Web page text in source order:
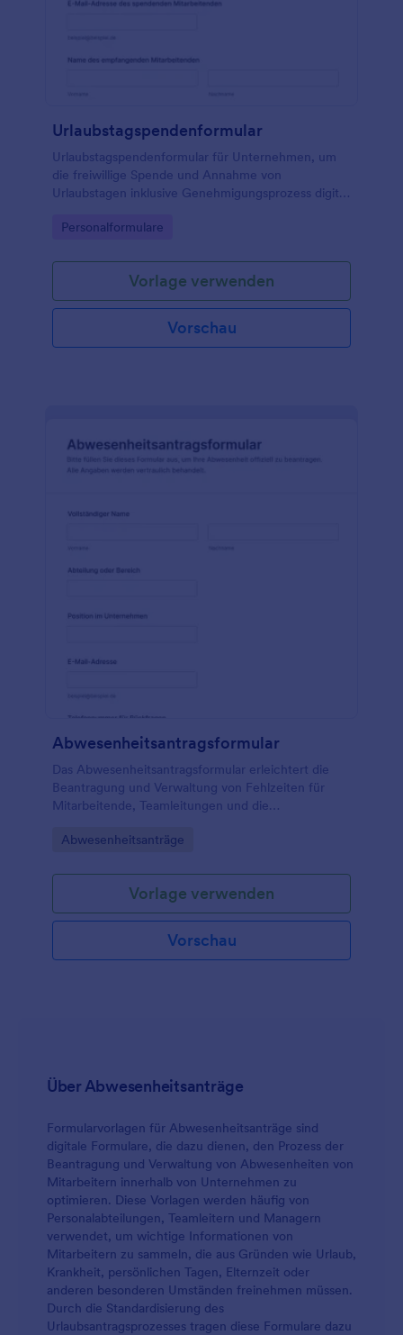
Urlaubstagspendenformular
Urlaubstagspendenformular für Unternehmen, um
die freiwillige Spende und Annahme von
Urlaubstagen inklusive Genehmigungsprozess digital
verwalten.
Go to Category:
Personalformulare
Vorlage verwenden
Vorschau
Abwesenheitsantragsformular
Das Abwesenheitsantragsformular erleichtert die
Beantragung und Verwaltung von Fehlzeiten für
Mitarbeitende, Teamleitungen und die
Datenerfassung für klare Abläufe bei jeder
Go to Category:
Abwesenheitsanträge
Vorlage verwenden
Vorschau
Über Abwesenheitsanträge
Formularvorlagen für Abwesenheitsanträge sind
digitale Formulare, die dazu dienen, den Prozess der
Beantragung und Verwaltung von Abwesenheiten von
Mitarbeitern innerhalb von Unternehmen zu
optimieren. Diese Vorlagen werden häufig von
Personalabteilungen, Teamleitern und Managern
verwendet, um wichtige Informationen von
Mitarbeitern zu sammeln, die aus Gründen wie Urlaub,
Krankheit, persönlichen Tagen, Elternzeit oder
anderen besonderen Umständen freinehmen müssen.
Durch die Standardisierung des
Urlaubsantragsprozesses tragen diese Formulare dazu